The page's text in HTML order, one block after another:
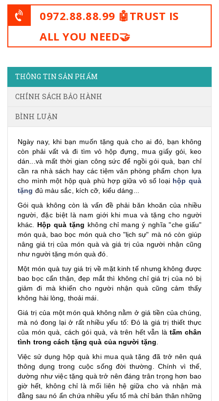
0972.88.88.99 🤖TRUST IS
ALL YOU NEED🤝
THÔNG TIN SẢN PHẨM
CHÍNH SÁCH BẢO HÀNH
BÌNH LUẬN
Ngày nay, khi bạn muốn tặng quà cho ai đó, bạn không
còn phải vất vả đi tìm vỏ hộp đựng, mua giấy gói, keo
dán...và mất thời gian công sức để ngồi gói quà, bạn chỉ
cần ra nhà sách hay các tiệm văn phòng phẩm chọn lựa
cho mình một hộp quà phù hợp giữa vô số loại hộp quà
tặng đủ màu sắc, kích cỡ, kiểu dáng...
Gói quà không còn là vấn đề phải băn khoăn của nhiều
người, đặc biệt là nam giới khi mua và tặng cho người
khác. Hộp quà tặng không chỉ mang ý nghĩa "che giấu"
món quà, bao bọc món quà cho "lịch sự" mà nó còn giúp
nâng giá trị của món quà và giá trị của người nhận cũng
như người tặng món quà đó.
Một món quà tuy giá trị về mặt kinh tế nhưng không được
bao bọc cẩn thận, đẹp mắt thì không chỉ giá trị của nó bị
giảm đi mà khiến cho người nhận quà cũng cảm thấy
không hài lòng, thoải mái.
Giá trị của một món quà không nằm ở giá tiền của chúng,
mà nó đong lại ở rất nhiều yếu tố: Đó là giá trị thiết thực
của món quà, cách gói quà, và trên hết vẫn làtấm chân
tình trong cách tặng quà của người tặng
Việc sử dụng hộp quà khi mua quà tặng đã trở nên quá
thông dụng trong cuộc sống đời thường. Chính vì thế,
dường như việc tặng quà trở nên đáng trân trọng hơn bao
giờ hết, không chỉ là mối liên hệ giữa cho và nhận mà
đằng sau nó ẩn chứa nhiều yếu tố mà chỉ bản thân những